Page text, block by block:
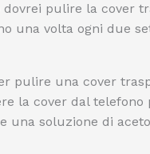
dovrei pulire la cover
una volta ogni due
pulire una cover
la cover dal
una soluzione di